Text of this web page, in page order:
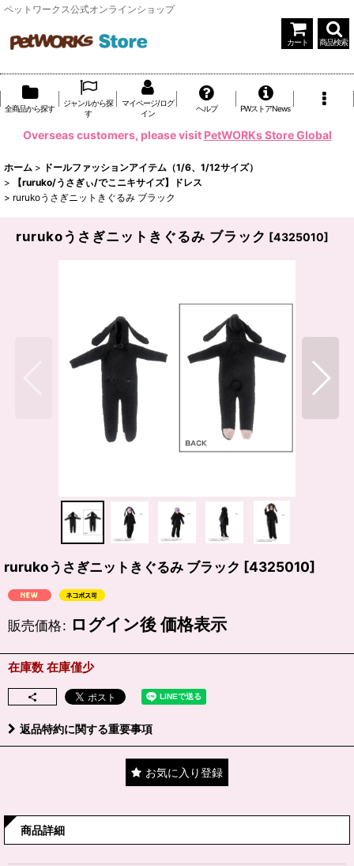
ペットワークス公式オンラインショップ
カート 商品検索
全商品から探す
ジャンルから探
す
マイページ/ログ
イン
ヘルプ PWストアNews
Overseas customers, please visit PetWORKs Store Global
ホーム > ドールファッションアイテム（1/6、1/12サイズ）
>
【ruruko/うさぎぃ/でこニキサイズ】ドレス
> rurukoうさぎニットきぐるみ ブラック
rurukoうさぎニットきぐるみ ブラック [4325010]
rurukoうさぎニットきぐるみ ブラック [4325010]
販売価格: ログイン後 価格表示
在庫数 在庫僅少
返品特約に関する重要事項
お気に入り登録
商品詳細